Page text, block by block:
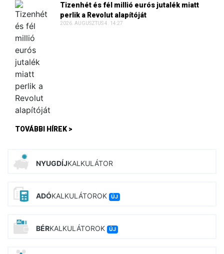
Tizenhét és fél millió eurós jutalék miatt
perlik a Revolut alapítóját
2026. AUGUSZTUS 4. 14:27
TOVÁBBI HÍREK >
NYUGDÍJKALKULÁTOR
ADÓKALKULÁTOROK ÚJ
BÉRKALKULÁTOROK ÚJ